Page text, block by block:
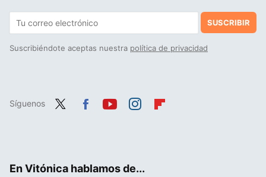
SUSCRIBIR
Suscribiéndote aceptas nuestra política de privacidad
Síguenos
En Vitónica hablamos de...